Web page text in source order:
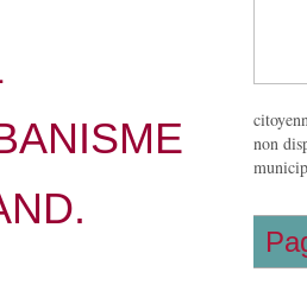
non